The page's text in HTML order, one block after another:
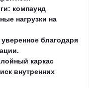
компаунд
нагрузки на
благодаря
каркас
внутренних